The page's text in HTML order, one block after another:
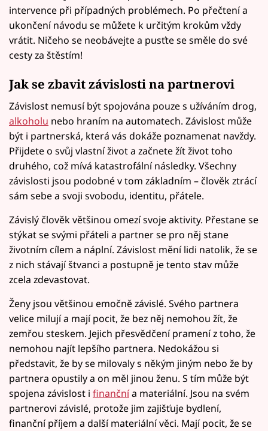
intervence při případných problémech. Po přečtení a
ukončení návodu se můžete k určitým krokům vždy
vrátit. Ničeho se neobávejte a pusťte se směle do své
cesty za štěstím!
Jak se zbavit závislosti na partnerovi
Závislost nemusí být spojována pouze s užíváním drog,
alkoholu nebo hraním na automatech. Závislost může
být i partnerská, která vás dokáže poznamenat navždy.
Přijdete o svůj vlastní život a začnete žít život toho
druhého, což mívá katastrofální následky. Všechny
závislosti jsou podobné v tom základním – člověk ztrácí
sám sebe a svoji svobodu, identitu, přátele.
Závislý člověk většinou omezí svoje aktivity. Přestane se
stýkat se svými přáteli a partner se pro něj stane
životním cílem a náplní. Závislost mění lidi natolik, že se
z nich stávají štvanci a postupně je tento stav může
zcela zdevastovat.
Ženy jsou většinou emočně závislé. Svého partnera
velice milují a mají pocit, že bez něj nemohou žít, že
zemřou steskem. Jejich přesvědčení pramení z toho, že
nemohou najít lepšího partnera. Nedokážou si
představit, že by se milovaly s někým jiným nebo že by
partnera opustily a on měl jinou ženu. S tím může být
spojena závislost i finančnía materiální. Jsou na svém
partnerovi závislé, protože jim zajišťuje bydlení,
finanční příjem a další materiální věci. Mají pocit, že se